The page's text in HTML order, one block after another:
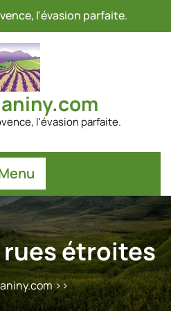
l'évasion parfaite.
l'évasion parfaite.
rues étroites
>>